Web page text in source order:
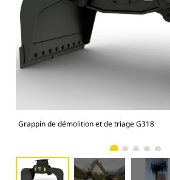
Grappin de démolition et de triage G318